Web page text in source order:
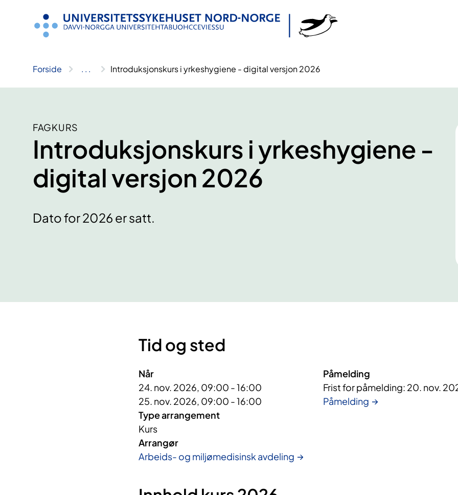
Forside .. . Introduksjonskurs i yrkeshygiene - digital versjon 2026
FAGKURS
Introduksjonskurs i yrkeshygiene -
digital versjon 2026
Dato for 2026 er satt.
Tid og sted
Når
24. nov. 2026, 09:00 - 16:00
25. nov. 2026, 09:00 - 16:00
Type arrangement
Kurs
Arrangør
Arbeids- og miljømedisinsk avdeling
Påmelding
Frist for påmelding: 20. nov.
Påmelding